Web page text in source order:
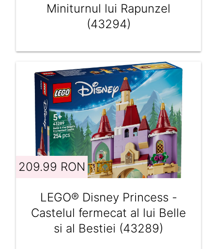
Miniturnul lui Rapunzel
(43294)
209.99 RON
LEGO® Disney Princess -
Castelul fermecat al lui Belle
si al Bestiei (43289)